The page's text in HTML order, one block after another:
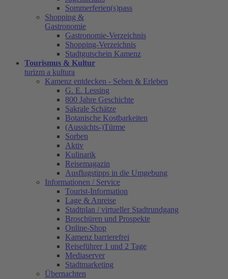
Sommerferien(s)pass
Shopping &
Gastronomie
Gastronomie-Verzeichnis
Shopping-Verzeichnis
Stadtgutschein Kamenz
Tourismus & Kultur
turizm a kultura
Kamenz entdecken - Sehen & Erleben
G. E. Lessing
800 Jahre Geschichte
Sakrale Schätze
Botanische Kostbarkeiten
(Aussichts-)Türme
Sorben
Aktiv
Kulinarik
Reisemagazin
Ausflugstipps in die Umgebung
Informationen / Service
Tourist-Information
Lage & Anreise
Stadtplan / virtueller Stadtrundgang
Broschüren und Prospekte
Online-Shop
Kamenz barrierefrei
Reiseführer 1 und 2 Tage
Mediaserver
Stadtmarketing
Übernachten